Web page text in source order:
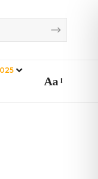
Aa